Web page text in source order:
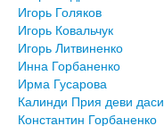
Игорь Голяков
Игорь Ковальчук
Игорь Литвиненко
Инна Горбаненко
Ирма Гусарова
Калинди Прия деви даси
Константин Горбаненко